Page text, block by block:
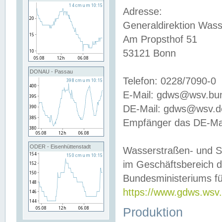
DONAU - Passau
ODER - Eisenhüttenstadt
Adresse:
Generaldirektion
Am Propsthof 51
53121 Bonn
Telefon: 0228/7090-0
E-Mail:
DE-Mail:
Empfänger das DE-
Wasserstraßen- und
im Geschäftsbereich
Bundesministeriums
https://
Produktion